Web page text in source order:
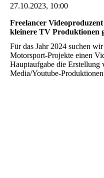
27.10.2023, 10:00
Freelancer
kleinere TV Produktionen
Für das Jahr 2024 suchen
Motorsport-Projekte einen
Hauptaufgabe die Erstellung
Media/Youtube-